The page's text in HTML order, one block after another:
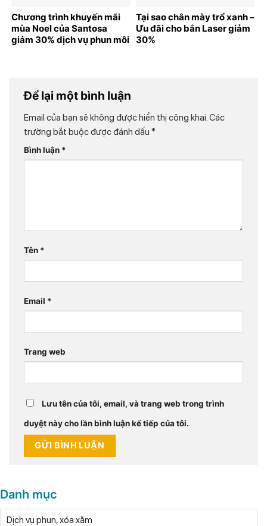
Chương trình khuyến mãi
mùa Noel của Santosa
giảm 30% dịch vụ phun môi
Tại sao chân mày trổ xanh –
Ưu đãi cho bắn Laser giảm
30%
Để lại một bình luận
Email của bạn sẽ không được hiển thị công khai.Các
trường bắt buộc được đánh dấu *
Bình luận *
Tên *
Email *
Trang web
Lưu tên của tôi, email, và trang web trong trình
duyệt này cho lần bình luận kế tiếp của tôi.
Danh mục
Dịch vụ phun, xóa xăm